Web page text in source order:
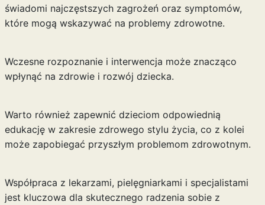
świadomi najczęstszych zagrożeń oraz symptomów,
które mogą wskazywać na problemy zdrowotne.
Wczesne rozpoznanie i interwencja może znacząco
wpłynąć na zdrowie i rozwój dziecka.
Warto również zapewnić dzieciom odpowiednią
edukację w zakresie zdrowego stylu życia, co z kolei
może zapobiegać przyszłym problemom zdrowotnym.
Współpraca z lekarzami, pielęgniarkami i specjalistami
jest kluczowa dla skutecznego radzenia sobie z